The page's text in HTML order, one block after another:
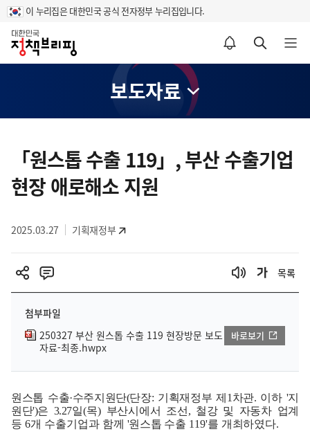
이 누리집은 대한민국 공식 전자정부 누리집입니다.
홈
알림설정 바로가기 검색 바로가기 메뉴 열기
보도자료
영
「원스톱 수출 119」, 부산 수출기업
현장 애로해소 지원
2025.03.27 기획재정부
목록
첨부파일
250327 부산 원스톱 수출 119 현장방문 보도
자료-최종.hwpx
바로보기
원스톱 수출·수주지원단(단장: 기획재정부 제 1 차관. 이하 '지
원단')은 3.27일(목) 부산시에서 조선 , 철강 및 자동차 업계
등 6개 수출기업과 함께 '원스톱 수출 119'를 개최하였다.